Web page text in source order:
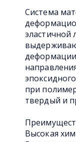
Система
эластичной
при
твердый и
Высокая